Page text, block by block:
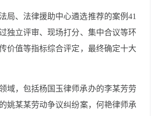
局、法律援助中心遴选推荐的案例41
独立评审、现场打分、集中合议等环
价值等指标综合评定，最终确定十大
域，包括杨国玉律师承办的李某芳劳
姚某某劳动争议纠纷案，何艳律师承